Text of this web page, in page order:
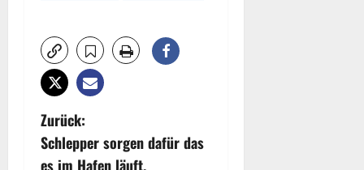
B
e
Zurück:
Schlepper sorgen dafür das
es im Hafen läuft.